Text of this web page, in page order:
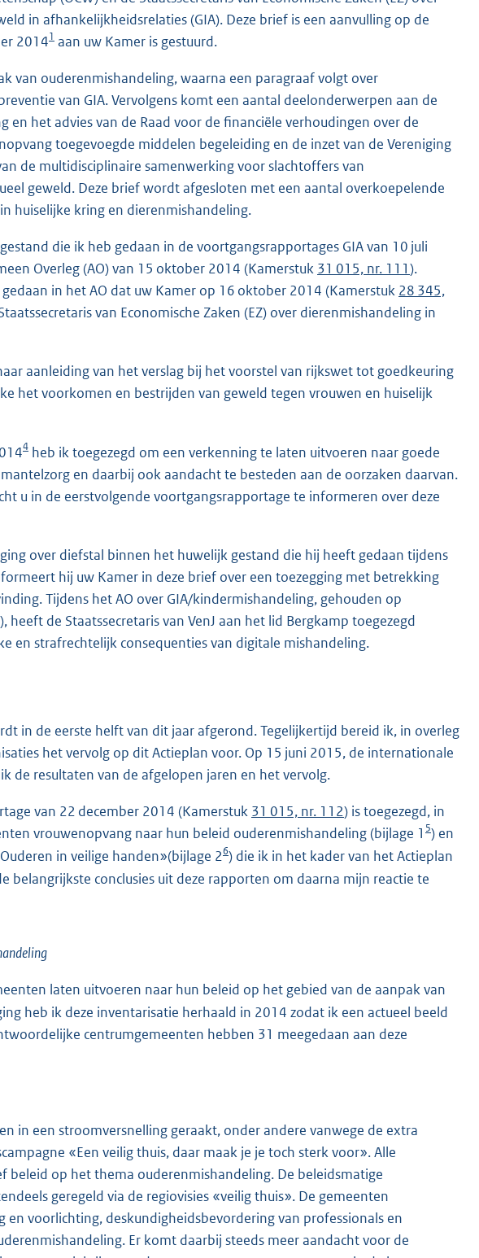
in afhankelijkheidsrelaties (GIA). Deze brief is een aanvulling op de
20141 aan uw Kamer is gestuurd.
van ouderenmishandeling, waarna een paragraaf volgt over
van GIA. Vervolgens komt een aantal deelonderwerpen aan de
en het advies van de Raad voor de financiële verhoudingen over de
toegevoegde middelen begeleiding en de inzet van de Vereniging
de multidisciplinaire samenwerking voor slachtoffers van
geweld. Deze brief wordt afgesloten met een aantal overkoepelende
huiselijke kring en dierenmishandeling.
die ik heb gedaan in de voortgangsrapportages GIA van 10 juli
Overleg (AO) van 15 oktober 2014 (Kamerstuk 31 015, nr. 111).
in het AO dat uw Kamer op 16 oktober 2014 (Kamerstuk 28 345,
van Economische Zaken (EZ) over dierenmishandeling in
aanleiding van het verslag bij het voorstel van rijkswet tot goedkeuring
het voorkomen en bestrijden van geweld tegen vrouwen en huiselijk
4 heb ik toegezegd om een verkenning te laten uitvoeren naar goede
en daarbij ook aandacht te besteden aan de oorzaken daarvan.
u in de eerstvolgende voortgangsrapportage te informeren over deze
over diefstal binnen het huwelijk gestand die hij heeft gedaan tijdens
hij uw Kamer in deze brief over een toezegging met betrekking
Tijdens het AO over GIA/kindermishandeling, gehouden op
), heeft de Staatssecretaris van VenJ aan het lid Bergkamp toegezegd
en strafrechtelijk consequenties van digitale mishandeling.
in de eerste helft van dit jaar afgerond. Tegelijkertijd bereid ik, in overleg
het vervolg op dit Actieplan voor. Op 15 juni 2015, de internationale
de resultaten van de afgelopen jaren en het vervolg.
van 22 december 2014 (Kamerstuk 31 015, nr. 112) is toegezegd, in
vrouwenopvang naar hun beleid ouderenmishandeling (bijlage 1 5) en
in veilige handen»(bijlage 26) die ik in het kader van het Actieplan
belangrijkste conclusies uit deze rapporten om daarna mijn reactie te
laten uitvoeren naar hun beleid op het gebied van de aanpak van
heb ik deze inventarisatie herhaald in 2014 zodat ik een actueel beeld
centrumgemeenten hebben 31 meegedaan aan deze
in een stroomversnelling geraakt, onder andere vanwege de extra
«Een veilig thuis, daar maak je je toch sterk voor». Alle
beleid op het thema ouderenmishandeling. De beleidsmatige
geregeld via de regiovisies «veilig thuis». De gemeenten
voorlichting, deskundigheidsbevordering van professionals en
Er komt daarbij steeds meer aandacht voor de